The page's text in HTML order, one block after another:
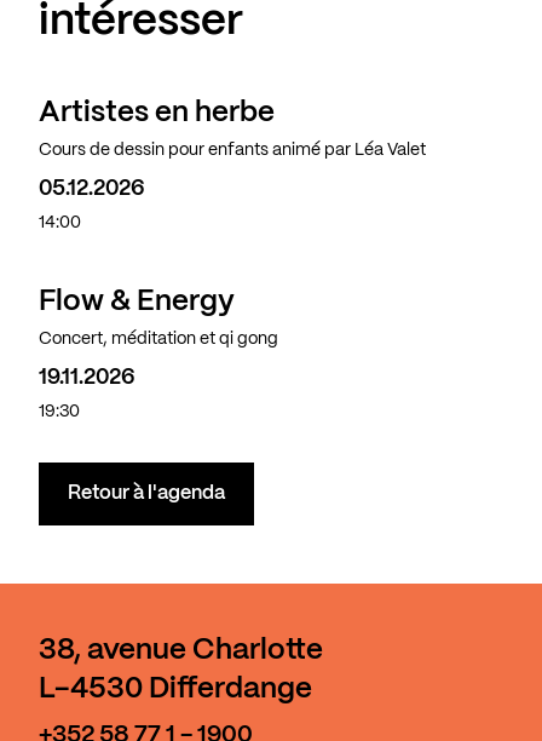
intéresser
Artistes en herbe
Cours de dessin pour enfants animé par Léa Valet
05.12.2026
14:00
Flow & Energy
Concert, méditation et qi gong
19.11.2026
19:30
Retour à l'agenda
38, avenue Charlotte
L-4530 Differdange
+352 58 77 1 - 1900